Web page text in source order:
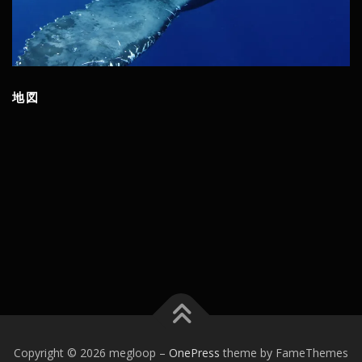
地図
Copyright © 2026 megloop – OnePress theme by FameThemes